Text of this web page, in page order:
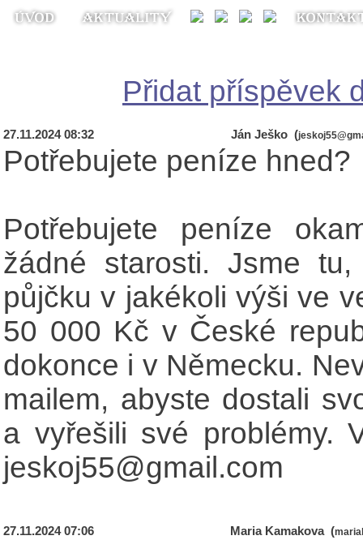
Přidat příspěvek
27.11.2024 08:32 Ján Ješko (
Potřebujete peníze hned?
Potřebujete peníze
žádné starosti. Jsme
půjčku v jakékoli výši ve
50 000 Kč v České
dokonce i v Německu.
mailem, abyste dostali
a vyřešili své problémy.
jeskoj55@gmail.com
27.11.2024 07:06 Maria Kamakova (